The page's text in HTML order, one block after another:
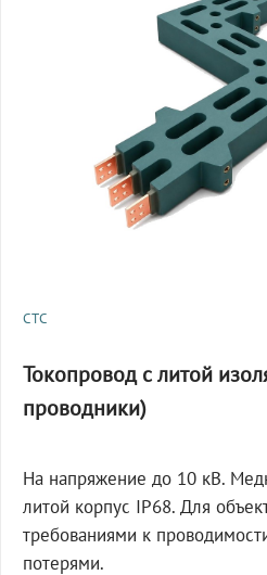
СТС
Токопровод с литой
проводники)
На напряжение до 10 кВ.
литой корпус IP68. Для
требованиями к
потерями.